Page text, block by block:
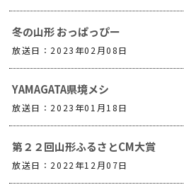
冬の山形 おっぱっぴー
放送日：2023年02月08日
YAMAGATA県境メシ
放送日：2023年01月18日
第２２回山形ふるさとCM大賞
放送日：2022年12月07日